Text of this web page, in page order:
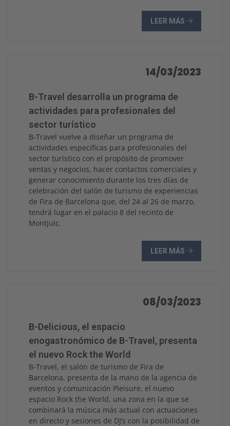
LEER MÁS
14/03/2023
B-Travel desarrolla un programa de
actividades para profesionales del
sector turístico
B-Travel vuelve a diseñar un programa de
actividades específicas para profesionales del
sector turístico con el propósito de promover
ventas y negocios, hacer contactos comerciales y
generar conocimiento durante los tres días de
celebración del salón de turismo de experiencias
de Fira de Barcelona que, del 24 al 26 de marzo,
tendrá lugar en el palacio 8 del recinto de
Montjuïc.
LEER MÁS
08/03/2023
B-Delicious, el espacio
enogastronómico de B-Travel, presenta
el nuevo Rock the World
B-Travel, el salón de turismo de Fira de
Barcelona, presenta de la mano de la agencia de
eventos y comunicación Pleisure, el nuevo
espacio Rock the World, una zona en la que se
combinará la música más actual con actuaciones
en directo y sesiones de DJ’s con la posibilidad de